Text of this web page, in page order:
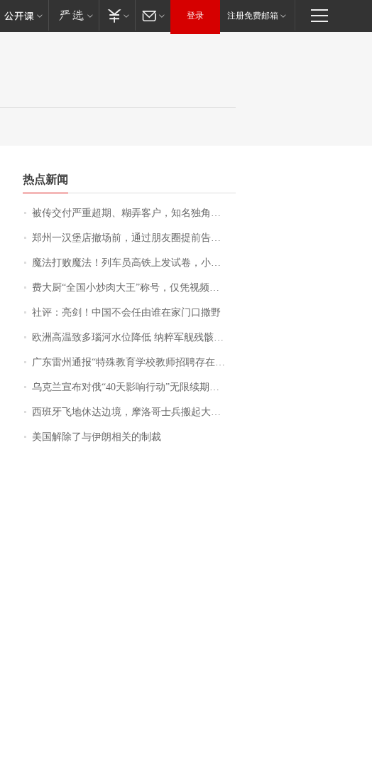
登录 注册免费邮箱
热点新闻
被传交付严重超期、糊弄客户，知名独角兽车企创始人回应：都没证据，将依法采取措施，“本人长期与美国交管局保持沟通，对方表示肯定”
郑州一汉堡店撤场前，通过朋友圈提前告知逐一退费，有顾客仅剩1元也全被退回，分文不少；顾客：言而有信，让人感动
魔法打败魔法！列车员高铁上发试卷，小朋友一秒静音，12306回应：列车员个人行为，不是铁路规定
费大厨“全国小炒肉大王”称号，仅凭视频评出？中国烹饪协会回应
社评：亮剑！中国不会任由谁在家门口撒野
欧洲高温致多瑙河水位降低 纳粹军舰残骸重见天日
广东雷州通报“特殊教育学校教师招聘存在违规行为”：已启动问责程序 副校长被停职
乌克兰宣布对俄“40天影响行动”无限续期，7月两国对轰数据均创纪录
西班牙飞地休达边境，摩洛哥士兵搬起大石块投向移民引争议，此前一天内数万人从摩洛哥涌入西班牙
美国解除了与伊朗相关的制裁